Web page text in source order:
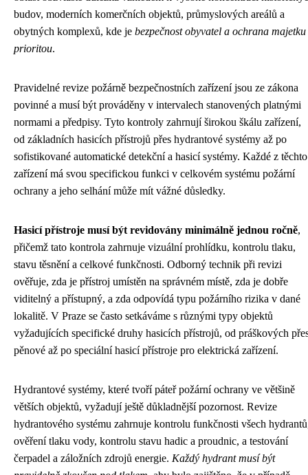
budov, moderních komerčních objektů, průmyslových areálů a
obytných komplexů, kde je bezpečnost obyvatel a ochrana majetku
prioritou.
Pravidelné revize požárně bezpečnostních zařízení jsou ze zákona
povinné a musí být prováděny v intervalech stanovených platnými
normami a předpisy. Tyto kontroly zahrnují širokou škálu zařízení,
od základních hasicích přístrojů přes hydrantové systémy až po
sofistikované automatické detekční a hasicí systémy. Každé z těchto
zařízení má svou specifickou funkci v celkovém systému požární
ochrany a jeho selhání může mít vážné důsledky.
Hasicí přístroje musí být revidovány minimálně jednou ročně,
přičemž tato kontrola zahrnuje vizuální prohlídku, kontrolu tlaku,
stavu těsnění a celkové funkčnosti. Odborný technik při revizi
ověřuje, zda je přístroj umístěn na správném místě, zda je dobře
viditelný a přístupný, a zda odpovídá typu požárního rizika v dané
lokalitě. V Praze se často setkáváme s různými typy objektů
vyžadujících specifické druhy hasicích přístrojů, od práškových
pěnové až po speciální hasicí přístroje pro elektrická zařízení.
Hydrantové systémy, které tvoří páteř požární ochrany ve většině
větších objektů, vyžadují ještě důkladnější pozornost. Revize
hydrantového systému zahrnuje kontrolu funkčnosti všech
ověření tlaku vody, kontrolu stavu hadic a proudnic, a testování
čerpadel a záložních zdrojů energie. Každý hydrant musí být